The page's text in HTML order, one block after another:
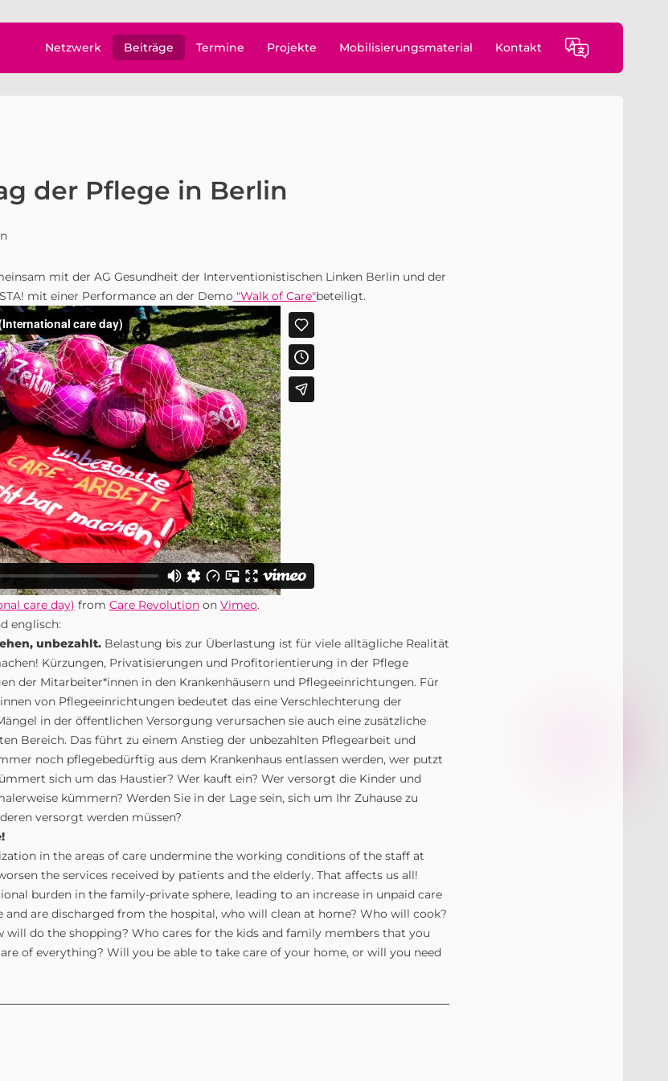
Netzwerk Beiträge Termine Projekte Mobilisierungsmaterial Kontakt
der Pflege in Berlin
mit der AG Gesundheit der Interventionistischen Linken Berlin und der
mit einer Performance an der Demo "Walk of Care"beteiligt.
care day) from Care Revolution on Vimeo.
englisch:
unbezahlt. Belastung bis zur Überlastung ist für viele alltägliche Realität
Kürzungen, Privatisierungen und Profitorientierung in der Pflege
der Mitarbeiter*innen in den Krankenhäusern und Pflegeeinrichtungen. Für
von Pflegeeinrichtungen bedeutet das eine Verschlechterung der
in der öffentlichen Versorgung verursachen sie auch eine zusätzliche
Bereich. Das führt zu einem Anstieg der unbezahlten Pflegearbeit und
noch pflegebedürftig aus dem Krankenhaus entlassen werden, wer putzt
sich um das Haustier? Wer kauft ein? Wer versorgt die Kinder und
kümmern? Werden Sie in der Lage sein, sich um Ihr Zuhause zu
versorgt werden müssen?
in the areas of care undermine the working conditions of the staff at
the services received by patients and the elderly. That affects us all!
burden in the family-private sphere, leading to an increase in unpaid care
and are discharged from the hospital, who will clean at home? Who will cook?
will do the shopping? Who cares for the kids and family members that you
of everything? Will you be able to take care of your home, or will you need